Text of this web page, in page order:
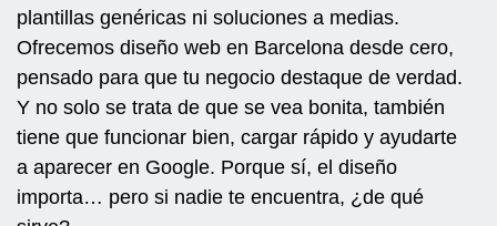
plantillas genéricas ni soluciones a medias.
Ofrecemos diseño web en Barcelona desde cero,
pensado para que tu negocio destaque de verdad.
Y no solo se trata de que se vea bonita, también
tiene que funcionar bien, cargar rápido y ayudarte
a aparecer en Google. Porque sí, el diseño
importa… pero si nadie te encuentra, ¿de qué